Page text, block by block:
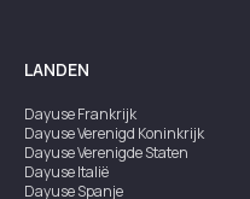
LANDEN
DayuseFrankrijk
DayuseVerenigd Koninkrijk
DayuseVerenigde Staten
DayuseItalië
DayuseSpanje